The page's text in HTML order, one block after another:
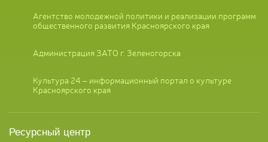
Агентство молодежной политики и реализации программ
общественного развития Красноярского края
Администрация ЗАТО г. Зеленогорска
Культура 24 – информационный портал о культуре
Красноярского края
Ресурсный центр